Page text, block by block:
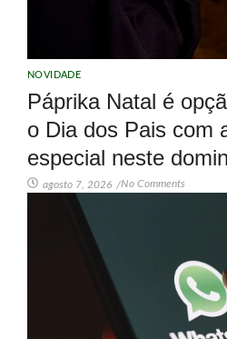
NOVIDADE
Páprika Natal é
o Dia dos Pais com
especial neste
agosto 7, 2026 /No Comments